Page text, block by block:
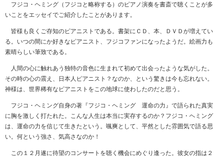
フジコ・ヘミング（フジコと略称する）のピアノ演奏を書斎で聴くことが多
いことをエッセイでご紹介したことがあります。
皆様も良くご存知のピアニストである。書架にＣＤ、本、ＤＶＤが増えてい
る。いつの間にか好きなピアニスト、フジコファンになったようだ。絵画力も
素晴らしい筆致である。
人間の心に触れあう独特の音色に生まれて初めて出会ったような気がした。
その時の心の震え、日本人ピアニスト？なのか、という驚きは今も忘れない。
神様は、世界稀有なピアニストをこの地球に使わしたのだと思う。
フジコ・ヘミング自身の著『フジコ・ヘミング 運命の力』で語られた真実
に胸を激しく打たれた。こんな人生は本当に実存するのか？フジコ・ヘミング
は、運命の力を信じて生きたという。颯爽として、平然とした雰囲気で語る思
い。何という強さ、気高さなのか！
この１２月遂に待望のコンサートを聴く機会にめぐり逢った。彼女の指は２